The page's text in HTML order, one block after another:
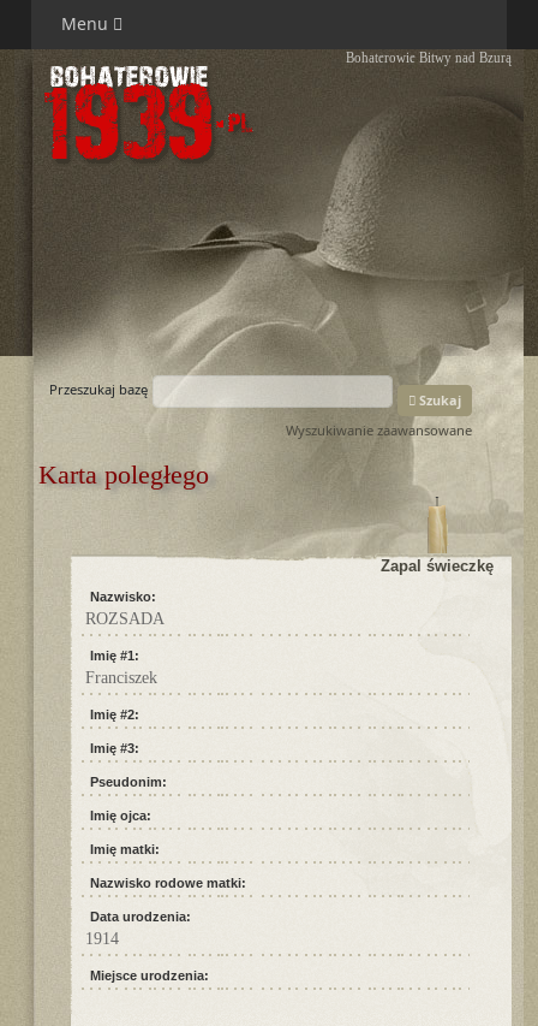
Menu
Bohaterowie Bitwy nad Bzurą
Przeszukaj bazę
Szukaj
Wyszukiwanie zaawansowane
Karta poległego
Zapal świeczkę
Nazwisko:
ROZSADA
Imię #1:
Franciszek
Imię #2:
Imię #3:
Pseudonim:
Imię ojca:
Imię matki:
Nazwisko rodowe matki:
Data urodzenia:
1914
Miejsce urodzenia: